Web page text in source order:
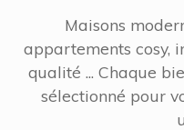
Accueil Acheter
Maison
Épinay-sur-Seine
Localisation
Maisons
appartements cosy,
qualité ... Chaque
sélectionné pour